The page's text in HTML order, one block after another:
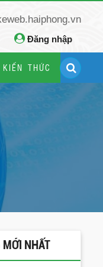
Đăng nhập
KIẾN THỨC
MỚI NHẤT